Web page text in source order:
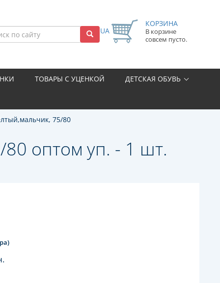
UA
КОРЗИНА
В корзине
совсем пусто.
ТОВАРЫ С УЦЕНКОЙ ДЕТСКАЯ ОБУВЬ
75/80
оптом уп. - 1 шт.